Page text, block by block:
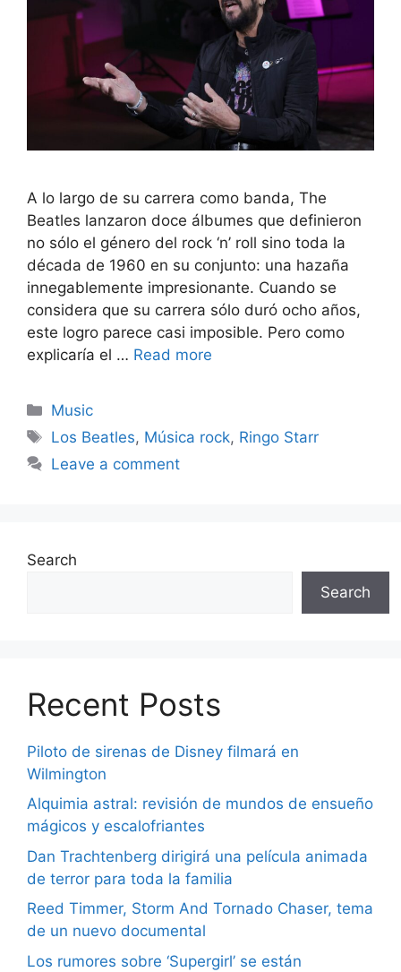
A lo largo de su carrera como banda, The
Beatles lanzaron doce álbumes que definieron
no sólo el género del rock ‘n’ roll sino toda la
década de 1960 en su conjunto: una hazaña
innegablemente impresionante. Cuando se
considera que su carrera sólo duró ocho años,
este logro parece casi imposible. Pero como
explicaría el … Read more
Categories
Music
Tags
Los Beatles, Música rock, Ringo Starr
Leave a comment
Search
Search
Recent Posts
Piloto de sirenas de Disney filmará en
Wilmington
Alquimia astral: revisión de mundos de ensueño
mágicos y escalofriantes
Dan Trachtenberg dirigirá una película animada
de terror para toda la familia
Reed Timmer, Storm And Tornado Chaser, tema
de un nuevo documental
Los rumores sobre ‘Supergirl’ se están